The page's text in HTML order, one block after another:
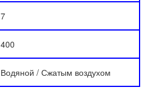
7
400
Водяной / Сжатым воздухом